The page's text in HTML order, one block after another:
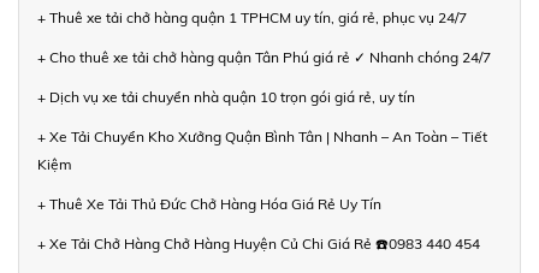
+ Thuê xe tải chở hàng quận 1 TPHCM uy tín, giá rẻ, phục vụ 24/7
+ Cho thuê xe tải chở hàng quận Tân Phú giá rẻ ✓ Nhanh chóng 24/7
+ Dịch vụ xe tải chuyển nhà quận 10 trọn gói giá rẻ, uy tín
+ Xe Tải Chuyển Kho Xưởng Quận Bình Tân | Nhanh – An Toàn – Tiết
Kiệm
+ Thuê Xe Tải Thủ Đức Chở Hàng Hóa Giá Rẻ Uy Tín
+ Xe Tải Chở Hàng Chở Hàng Huyện Củ Chi Giá Rẻ ☎️0983 440 454